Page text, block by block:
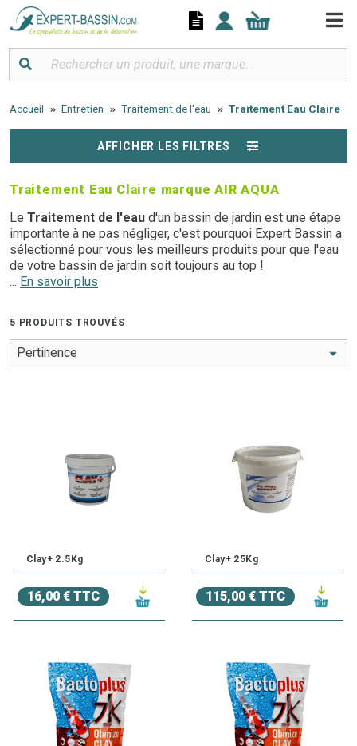
Accueil Entretien Traitement de l'eau Traitement Eau Claire
AFFICHER LES FILTRES
Traitement Eau Claire marque AIR AQUA
Le Traitement de l'eau d'un bassin de jardin est une étape
importante à ne pas négliger, c'est pourquoi Expert Bassin a
sélectionné pour vous les meilleurs produits pour que l'eau
de votre bassin de jardin soit toujours au top !
aquatique sont parfaits pour équilibrer, oxygéner et clarifier
l'eau de votre bassin d'extérieur. Ils permettent d'empêcher
efficacement l'eau du bassin de devenir verte ou terne.
Découvrez toute notre sélection de
de qualité
... En savoir plus
5 PRODUITS TROUVÉS
Clay+ 2.5Kg
16,00 € TTC
Clay+ 25Kg
115,00 € TTC
Panneau de gestion des cookies